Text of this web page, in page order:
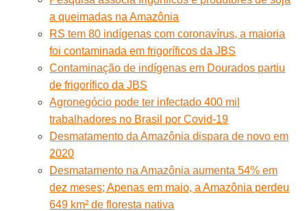
a queimadas na Amazônia
RS tem 80 indígenas com coronavírus, a maioria
foi contaminada em frigoríficos da JBS
Contaminação de indígenas em Dourados partiu
de frigorífico da JBS
Agronegócio pode ter infectado 400 mil
trabalhadores no Brasil por Covid-19
Desmatamento da Amazônia dispara de novo em
2020
Desmatamento na Amazônia aumenta 54% em
dez meses; Apenas em maio, a Amazônia perdeu
649 km² de floresta nativa